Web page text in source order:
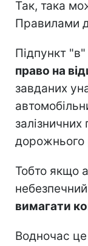
Так, така
Правилами
Підпункт
право на
завданих
дорожнього
Тобто якщо
вимагати
Водночас